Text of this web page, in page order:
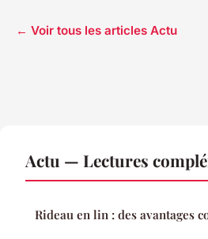
← Voir tous les articles Actu
Actu — Lectures
Rideau en lin : des avantages